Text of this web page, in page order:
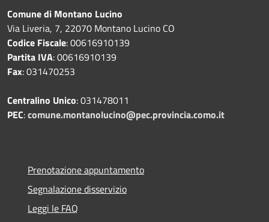
Comune di Montano Lucino
Via Liveria, 7, 22070 Montano Lucino CO
Codice Fiscale: 00616910139
Partita IVA: 00616910139
Fax: 031470253
Centralino Unico: 031478011
PEC:comune.montanolucino@pec.provincia.como.it
Prenotazione appuntamento
Segnalazione disservizio
Leggi le FAQ